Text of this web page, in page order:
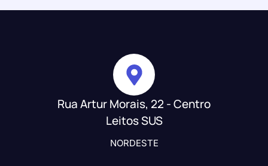
Rua Artur Morais, 22 - Centro
Leitos SUS
NORDESTE